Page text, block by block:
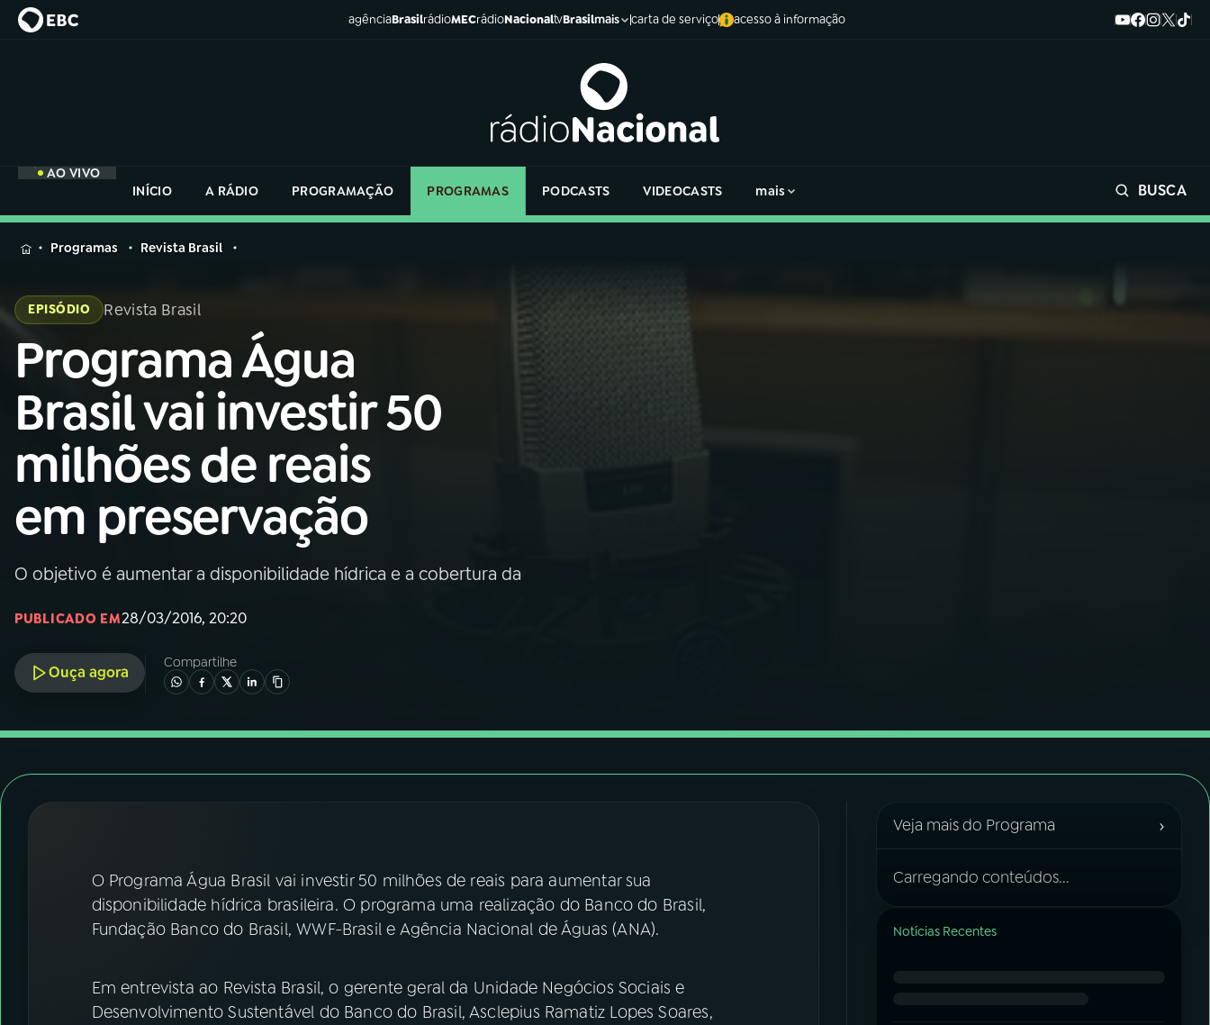
agênciaBrasilrádioMECrádioNacionaltvBrasilmais carta de serviço acesso à informação
AO VIVO
INÍCIO
A RÁDIO PROGRAMAÇÃO PROGRAMAS PODCASTS VIDEOCASTS mais BUSCA
MENU
Buscar
na
Rádio
Nacional
AO VIVO
01INÍCIO
02A RÁDIO
03PROGRAMAÇÃO
05PODCASTS
FESTIVAL DE MÚSICA
ACOMPANHE A RÁDIO NACIONAL
Instagram X
na
Rádio
Programas Revista Brasil
EPISÓDIO Revista Brasil
Programa Água
Brasil vai investir 50
milhões de reais
em preservação
O objetivo é aumentar a disponibilidade hídrica e a cobertura da
PUBLICADO EM28/03/2016, 20:20
Ouça agora
Compartilhe
O Programa Água Brasil vai investir 50 milhões de reais para aumentar sua
disponibilidade hídrica brasileira. O programa uma realização do Banco do Brasil,
Fundação Banco do Brasil, WWF-Brasil e Agência Nacional de Águas (ANA).
Em entrevista ao Revista Brasil, o gerente geral da Unidade Negócios Sociais e
Desenvolvimento Sustentável do Banco do Brasil, Asclepius Ramatiz Lopes Soares,
Veja mais do Programa ›
Carregando conteúdos...
Notícias Recentes